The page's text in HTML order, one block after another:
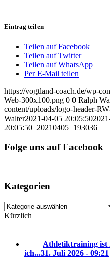
Eintrag teilen
Teilen auf Facebook
Teilen auf Twitter
Teilen auf WhatsApp
Per E-Mail teilen
https://vogtland-coach.de/wp-
Web-300x100.png 0 0 Ralph
content/uploads/logo-header-
Walter2021-04-05 20:05:50
20:05:50 _20210405_193036
Folge uns auf Facebook
Kategorien
Kategorien
Kürzlich
Athletiktraining ist
ich...31. Juli 2026 - 09:21